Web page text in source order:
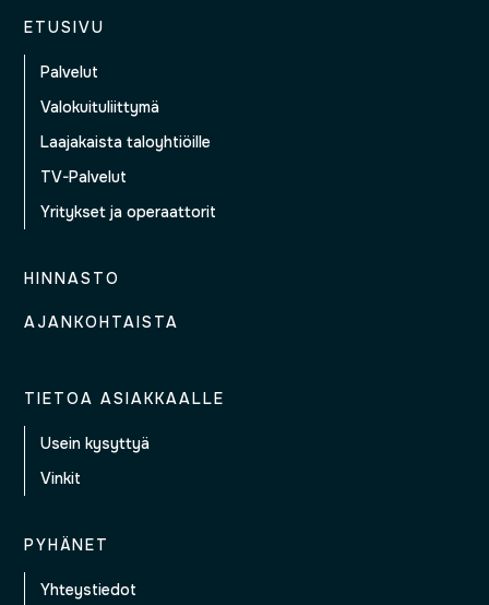
ETUSIVU
Palvelut
Valokuituliittymä
Laajakaista taloyhtiöille
TV-Palvelut
Yritykset ja operaattorit
HINNASTO
AJANKOHTAISTA
TIETOA ASIAKKAALLE
Usein kysyttyä
Vinkit
PYHÄNET
Yhteystiedot